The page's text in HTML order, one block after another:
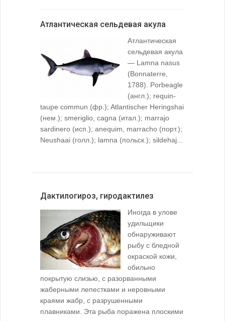
Атлантическая сельдевая акула
Атлантическая
сельдевая акула
— Lamna nasus
(Bonnaterre,
1788). Porbeagle
(англ.); requin-
taupe commun (фр.); Atlantischer Heringshai
(нем.); smeriglio, cagna (итал.); marrajo
sardinero (исп.); anequim, marracho (порт.);
Neushaai (голл.); lamna (польск.); sildehaj...
Дактилогироз, гиродактилез
Иногда в улове
удильщики
обнаруживают
рыбу с бледной
окраской кожи,
обильно
покрытую слизью, с разорванными
жаберными лепестками и неровными
краями жабр, с разрушенными
плавниками. Эта рыба поражена плоскими